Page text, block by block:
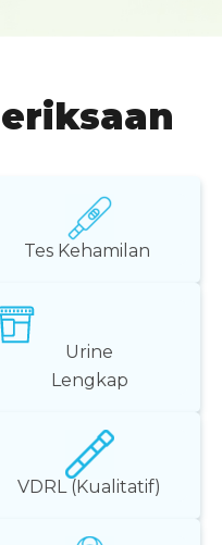
Tes Kehamilan
Urine
Lengkap
VDRL (Kualitatif)